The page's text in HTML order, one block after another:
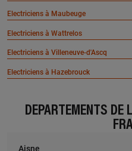
Electriciens à Maubeuge
Electriciens à Wattrelos
Electriciens à Villeneuve-d'Ascq
Electriciens à Hazebrouck
DÉPARTEMENTS DE
Aisne